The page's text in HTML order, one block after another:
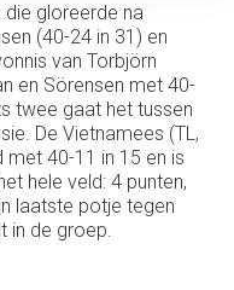
die gloreerde na
(40-24 in 31) en
van Torbjörn
en Sörensen met 40-
twee gaat het tussen
De Vietnamees (TL,
met 40-11 in 15 en is
hele veld: 4 punten,
laatste potje tegen
in de groep.